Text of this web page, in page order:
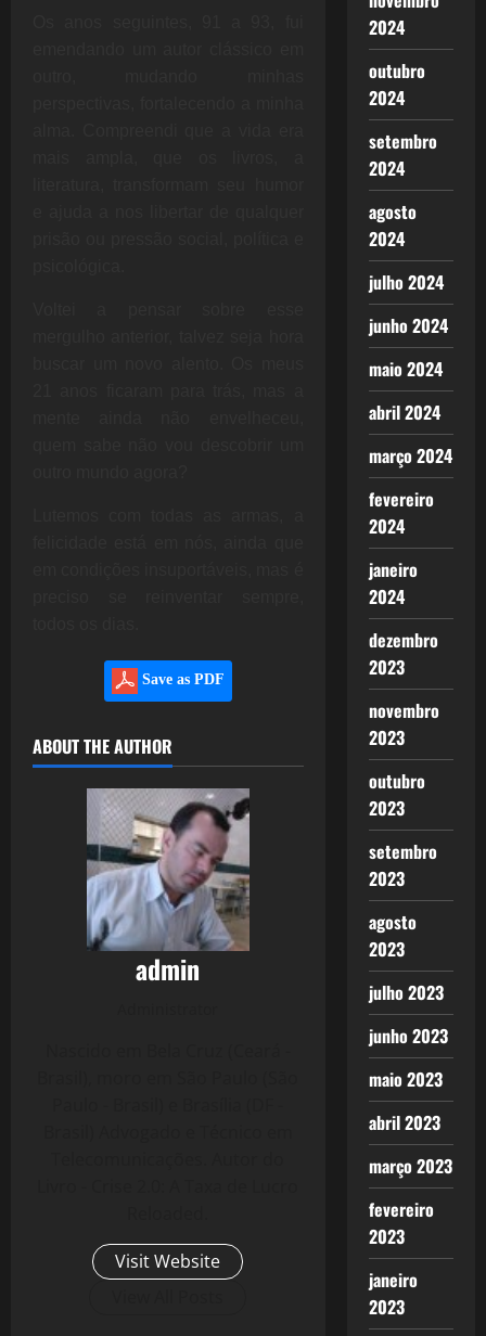
Save as PDF
ABOUT THE AUTHOR
admin
Visit Website
2024
outubro
2024
setembro
2024
agosto
2024
julho 2024
junho 2024
maio 2024
abril 2024
março 2024
fevereiro
2024
janeiro
2024
dezembro
2023
novembro
2023
outubro
2023
setembro
2023
agosto
2023
julho 2023
junho 2023
maio 2023
abril 2023
março 2023
fevereiro
2023
janeiro
2023